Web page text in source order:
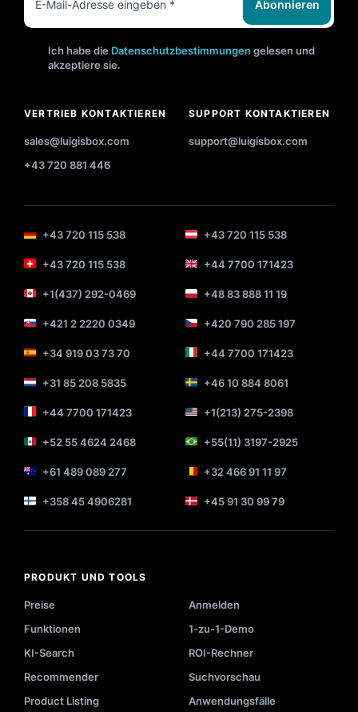
Abonnieren
Ich habe die Datenschutzbestimmungen gelesen und
akzeptiere sie.
VERTRIEB KONTAKTIEREN
sales@luigisbox.com
+43 720 881 446
SUPPORT KONTAKTIEREN
support@luigisbox.com
+43 720 115 538 +43 720 115 538
+43 720 115 538 +44 7700 171423
+1(437) 292-0469 +48 83 888 11 19
+421 2 2220 0349 +420 790 285 197
+34 919 03 73 70 +44 7700 171423
+31 85 208 5835 +46 10 884 8061
+44 7700 171423 +1(213) 275-2398
+52 55 4624 2468 +55(11) 3197-2925
+61 489 089 277 +32 466 91 11 97
+358 45 4906281 +45 91 30 99 79
PRODUKT UND TOOLS
Preise
Anmelden
Funktionen
1-zu-1-Demo
KI-Search
ROI-Rechner
Recommender
Suchvorschau
Product Listing
Anwendungsfälle